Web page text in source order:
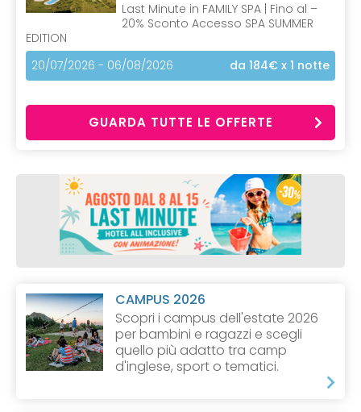
Last Minute in FAMILY SPA | Fino al –
20% Sconto Accesso SPA SUMMER
EDITION
20/07/2026 - 06/08/2026
da 184€ x 1 notte
GUARDA TUTTE LE OFFERTE
CAMPUS 2026
Scopri i campus dell'estate 2026
per bambini e ragazzi e scegli
quello più adatto tra camp
d'inglese, sport o tematici.